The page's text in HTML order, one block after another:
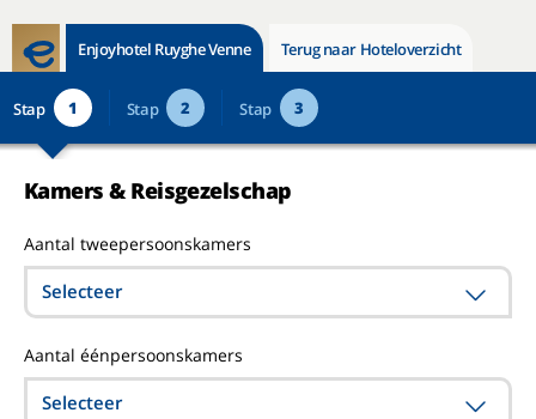
Enjoyhotel Ruyghe Venne Terug naar Hoteloverzicht
Stap 1 Stap 2 Stap 3
Kamers & Reisgezelschap
Aantal tweepersoonskamers
Selecteer
Aantal éénpersoonskamers
Selecteer